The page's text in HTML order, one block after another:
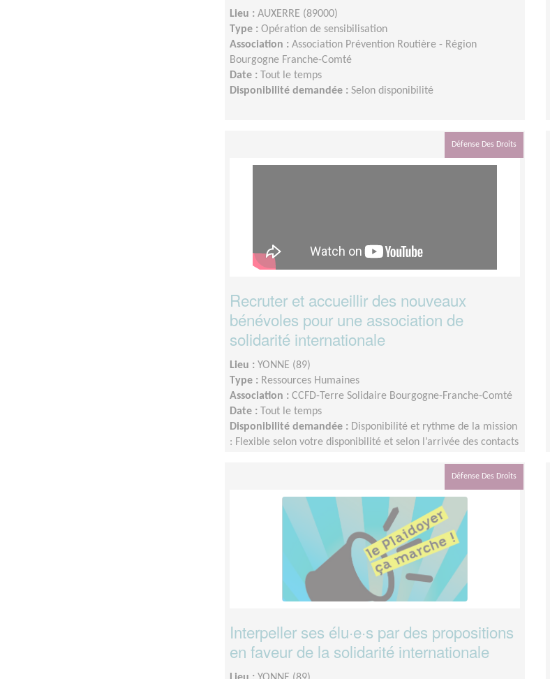
Lieu : AUXERRE (89000)
Type : Opération de sensibilisation
Association : Association Prévention Routière - Région
Bourgogne Franche-Comté
Date :
Tout le temps
Disponibilité demandée : Selon disponibilité
Défense Des Droits
Recruter et accueillir des nouveaux
bénévoles pour une association de
solidarité internationale
Lieu : YONNE (89)
Type : Ressources Humaines
Association : CCFD-Terre Solidaire Bourgogne-Franche-Comté
Date :
Tout le temps
Disponibilité demandée : Disponibilité et rythme de la mission
: Flexible selon votre disponibilité et selon l’arrivée des contacts
Défense Des Droits
Interpeller ses élu·e·s par des propositions
en faveur de la solidarité internationale